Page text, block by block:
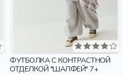
ФУТБОЛКА С КОНТРАСТНОЙ
ОТДЕЛКОЙ "ШАЛФЕЙ" 7+